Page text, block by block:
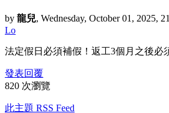
by 龍兒, Wednesday, October 01, 2025,
Lo
法定假日必須補假！返工3個月之後必
發表回覆
820 次瀏覽
此主題 RSS Feed